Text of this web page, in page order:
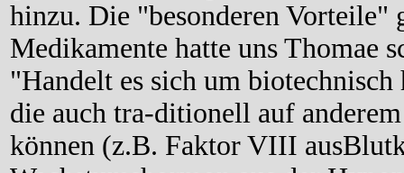
hinzu. Die "besonderen Vorteile"
Medikamente hatte uns Thomae
"Handelt es sich um
die auch tra-ditionell auf
können (z.B. Faktor VIII